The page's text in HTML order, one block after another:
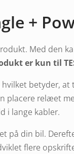
+
Med den
er kun til
betyder, at
placere relæet
i lange kabler.
på din bil.
flere